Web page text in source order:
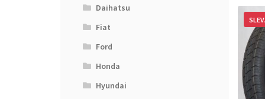
Daihatsu
Fiat
Ford
Honda
Hyundai